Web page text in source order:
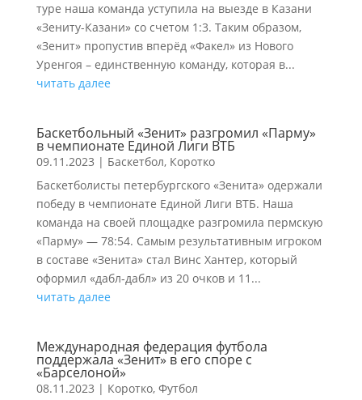
туре наша команда уступила на выезде в Казани
«Зениту-Казани» со счетом 1:3. Таким образом,
«Зенит» пропустив вперёд «Факел» из Нового
Уренгоя – единственную команду, которая в...
читать далее
Баскетбольный «Зенит» разгромил «Парму»
в чемпионате Единой Лиги ВТБ
09.11.2023 | Баскетбол, Коротко
Баскетболисты петербургского «Зенита» одержали
победу в чемпионате Единой Лиги ВТБ. Наша
команда на своей площадке разгромила пермскую
«Парму» — 78:54. Самым результативным игроком
в составе «Зенита» стал Винс Хантер, который
оформил «дабл‑дабл» из 20 очков и 11...
читать далее
Международная федерация футбола
поддержала «Зенит» в его споре с
«Барселоной»
08.11.2023 | Коротко, Футбол